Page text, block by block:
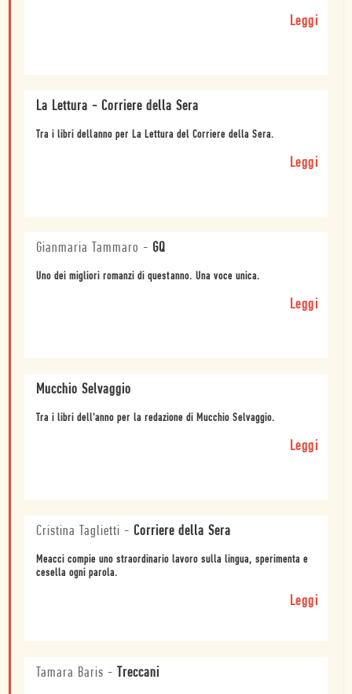
Leggi
La Lettura - Corriere della Sera
Tra i libri dellanno per La Lettura del Corriere della Sera.
Leggi
Gianmaria Tammaro - GQ
Uno dei migliori romanzi di questanno. Una voce unica.
Leggi
Mucchio Selvaggio
Tra i libri dell'anno per la redazione di Mucchio Selvaggio.
Leggi
Cristina Taglietti - Corriere della Sera
Meacci compie uno straordinario lavoro sulla lingua, sperimenta e
cesella ogni parola.
Leggi
Tamara Baris - Treccani